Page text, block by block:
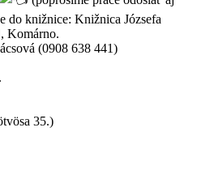
do knižnice: Knižnica Józsefa
Komárno.
(0908 638 441)
35.)